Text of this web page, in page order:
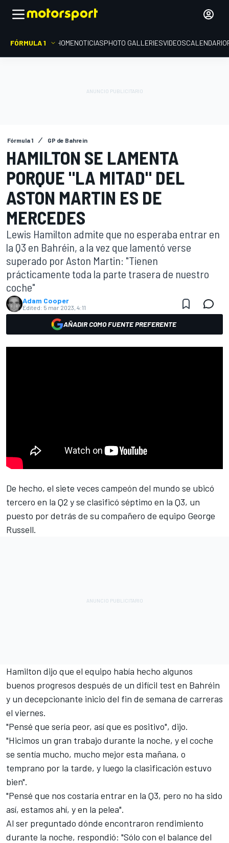
FÓRMULA 1 HOMENOTICIASPHOTO GALLERIESVIDEOSCALENDARIO
Fórmula 1 GP de Bahrein
HAMILTON SE LAMENTA
PORQUE "LA MITAD" DEL
ASTON MARTIN ES DE
MERCEDES
Lewis Hamilton admite que no esperaba entrar en
la Q3 en Bahréin, a la vez que lamentó verse
superado por Aston Martin: "Tienen
prácticamente toda la parte trasera de nuestro
coche"
Adam Cooper
Edited: 5 mar 2023, 4:11
AÑADIR COMO FUENTE PREFERENTE
De hecho, el siete veces campeón del mundo se ubicó
tercero en la Q2 y se clasificó séptimo en la Q3, un
puesto por detrás de su compañero de equipo George
Russell.
Hamilton dijo que el equipo había hecho algunos
buenos progresos después de un difícil test en Bahréin
y un decepcionante inicio del fin de semana de carreras
el viernes.
"Pensé que sería peor, así que es positivo", dijo.
"Hicimos un gran trabajo durante la noche, y el coche
se sentía mucho, mucho mejor esta mañana, o
temprano por la tarde, y luego la clasificación estuvo
bien".
"Pensé que nos costaría entrar en la Q3, pero no ha sido
así, estamos ahí, y en la pelea".
Al ser preguntado dónde encontraron rendimiento
durante la noche, respondió: "Sólo con el balance del